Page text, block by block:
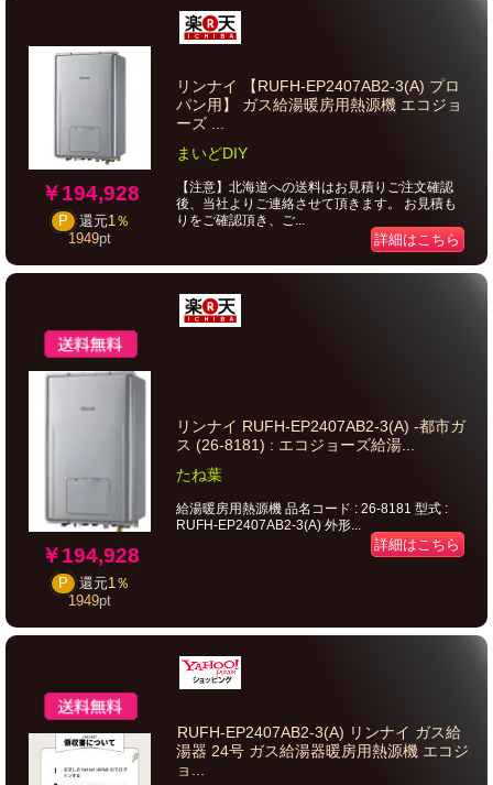
￥194,928
P 還元1％
1949pt
リンナイ 【RUFH-EP2407AB2-3(A) プロ
パン用】 ガス給湯暖房用熱源機 エコジョ
ーズ ...
まいどDIY
【注意】北海道への送料はお見積りご注文確認
後、当社よりご連絡させて頂きます。 お見積も
りをご確認頂き、ご...
詳細はこちら
￥194,928
P 還元1％
1949pt
リンナイ RUFH-EP2407AB2-3(A) -都市ガ
ス (26-8181) : エコジョーズ給湯...
たね葉
給湯暖房用熱源機 品名コード : 26-8181 型式 :
RUFH-EP2407AB2-3(A) 外形...
詳細はこちら
RUFH-EP2407AB2-3(A) リンナイ ガス給
湯器 24号 ガス給湯器暖房用熱源機 エコジ
ョ...